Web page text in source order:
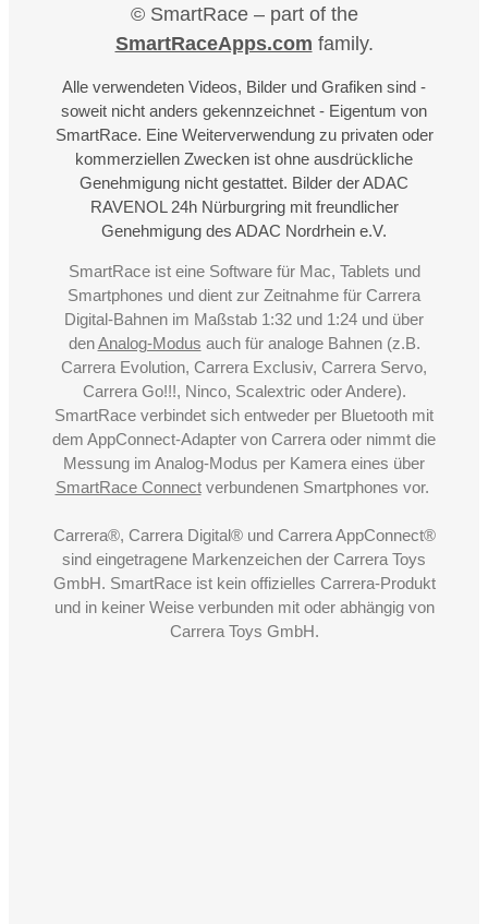
© SmartRace – part of the
SmartRaceApps.com family.
Alle verwendeten Videos, Bilder und Grafiken sind -
soweit nicht anders gekennzeichnet - Eigentum von
SmartRace. Eine Weiterverwendung zu privaten oder
kommerziellen Zwecken ist ohne ausdrückliche
Genehmigung nicht gestattet. Bilder der ADAC
RAVENOL 24h Nürburgring mit freundlicher
Genehmigung des ADAC Nordrhein e.V.
SmartRace ist eine Software für Mac, Tablets und
Smartphones und dient zur Zeitnahme für Carrera
Digital-Bahnen im Maßstab 1:32 und 1:24 und über
denAnalog-Modus auch für analoge Bahnen (z.B.
Carrera Evolution, Carrera Exclusiv, Carrera Servo,
Carrera Go!!!, Ninco, Scalextric oder Andere).
SmartRace verbindet sich entweder per Bluetooth mit
dem AppConnect-Adapter von Carrera oder nimmt die
Messung im Analog-Modus per Kamera eines über
SmartRace Connectverbundenen Smartphones vor.
Carrera®, Carrera Digital® und Carrera AppConnect®
sind eingetragene Markenzeichen der Carrera Toys
GmbH. SmartRace ist kein offizielles Carrera-Produkt
und in keiner Weise verbunden mit oder abhängig von
Carrera Toys GmbH.